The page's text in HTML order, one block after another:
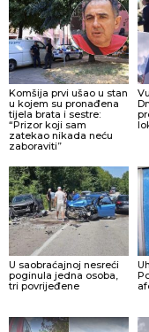
Komšija prvi ušao u stan
u kojem su pronađena
tijela brata i sestre:
“Prizor koji sam
zatekao nikada neću
zaboraviti”
U saobraćajnoj nesreći
poginula jedna osoba,
tri povrijeđene